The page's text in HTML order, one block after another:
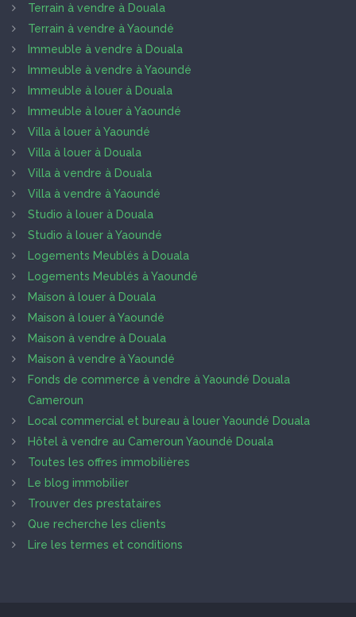
Terrain à vendre à Douala
Terrain à vendre à Yaoundé
Immeuble à vendre à Douala
Immeuble à vendre à Yaoundé
Immeuble à louer à Douala
Immeuble à louer à Yaoundé
Villa à louer à Yaoundé
Villa à louer à Douala
Villa à vendre à Douala
Villa à vendre à Yaoundé
Studio à louer à Douala
Studio à louer à Yaoundé
Logements Meublés à Douala
Logements Meublés à Yaoundé
Maison à louer à Douala
Maison à louer à Yaoundé
Maison à vendre à Douala
Maison à vendre à Yaoundé
Fonds de commerce à vendre à Yaoundé Douala
Cameroun
Local commercial et bureau à louer Yaoundé Douala
Hôtel à vendre au Cameroun Yaoundé Douala
Toutes les offres immobilières
Le blog immobilier
Trouver des prestataires
Que recherche les clients
Lire les termes et conditions